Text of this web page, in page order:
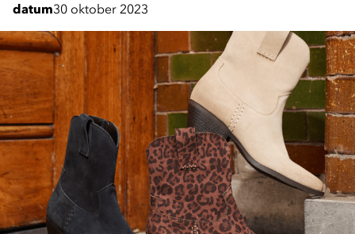
datum30 oktober 2023